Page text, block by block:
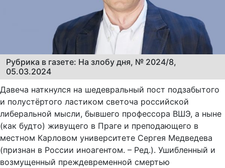
Рубрика в газете: На злобу дня, № 2024/8,
05.03.2024
Давеча наткнулся на шедевральный пост подзабытого
и полустёртого ластиком светоча российской
либеральной мысли, бывшего профессора ВШЭ, а ныне
(как будто) живущего в Праге и преподающего в
местном Карловом университете Сергея Медведева
(признан в России иноагентом. – Ред.). Ушибленный и
возмущенный преждевременной смертью